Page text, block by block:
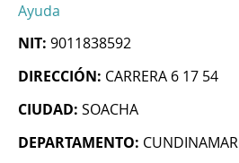
Ayuda
NIT: 9011838592
DIRECCIÓN: CARRERA 6 17 54
CIUDAD: SOACHA
DEPARTAMENTO: